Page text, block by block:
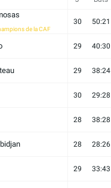
de la CAF
30 50:21
29 40:30
29 38:24
30 29:28
28 38:28
28 28:26
29 33:43